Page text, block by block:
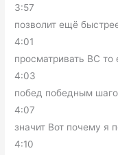
3:57
позволит ещё
4:01
просматривать ВС то
4:03
побед победным
4:07
значит Вот почему я
4:10